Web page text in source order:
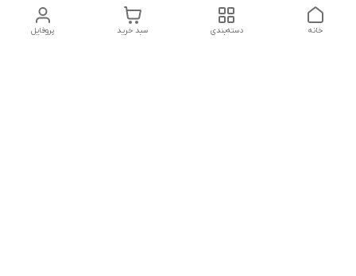
پروفایل سبد خرید دسته‌بندی خانه